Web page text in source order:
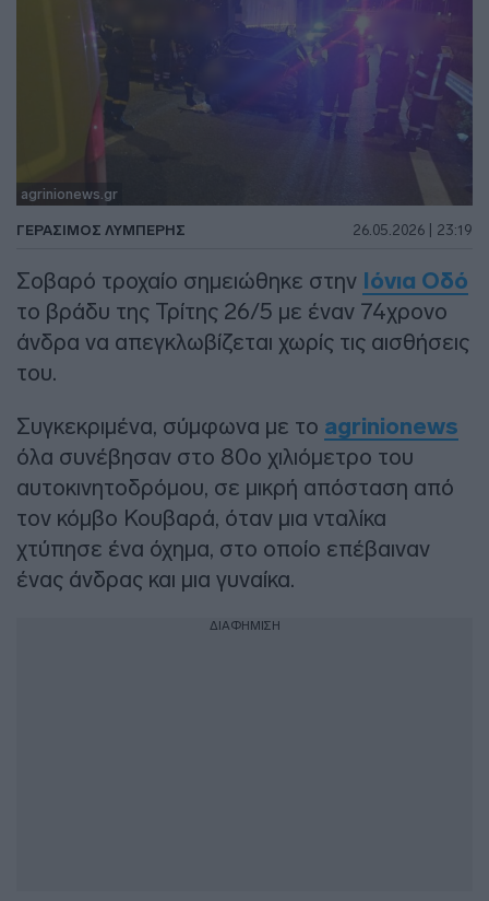
agrinionews.gr
ΓΕΡΆΣΙΜΟΣ ΛΥΜΠΈΡΗΣ 26.05.2026 | 23:19
Σοβαρό τροχαίο σημειώθηκε στην Ιόνια Οδό
το βράδυ της Τρίτης 26/5 με έναν 74χρονο
άνδρα να απεγκλωβίζεται χωρίς τις αισθήσεις
του.
Συγκεκριμένα, σύμφωνα με το agrinionews
όλα συνέβησαν στο 80ο χιλιόμετρο του
αυτοκινητοδρόμου, σε μικρή απόσταση από
τον κόμβο Κουβαρά, όταν μια νταλίκα
χτύπησε ένα όχημα, στο οποίο επέβαιναν
ένας άνδρας και μια γυναίκα.
ΔΙΑΦΗΜΙΣΗ